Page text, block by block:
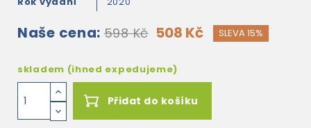
Naše cena: 598 Kč 508 Kč SLEVA 15%
skladem (ihned expedujeme)
Přidat do košíku